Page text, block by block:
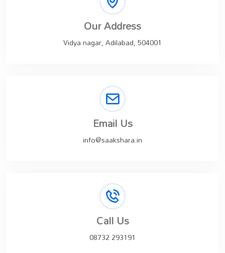
Our Address
Vidya nagar, Adilabad, 504001
Email Us
info@saakshara.in
Call Us
08732 293191